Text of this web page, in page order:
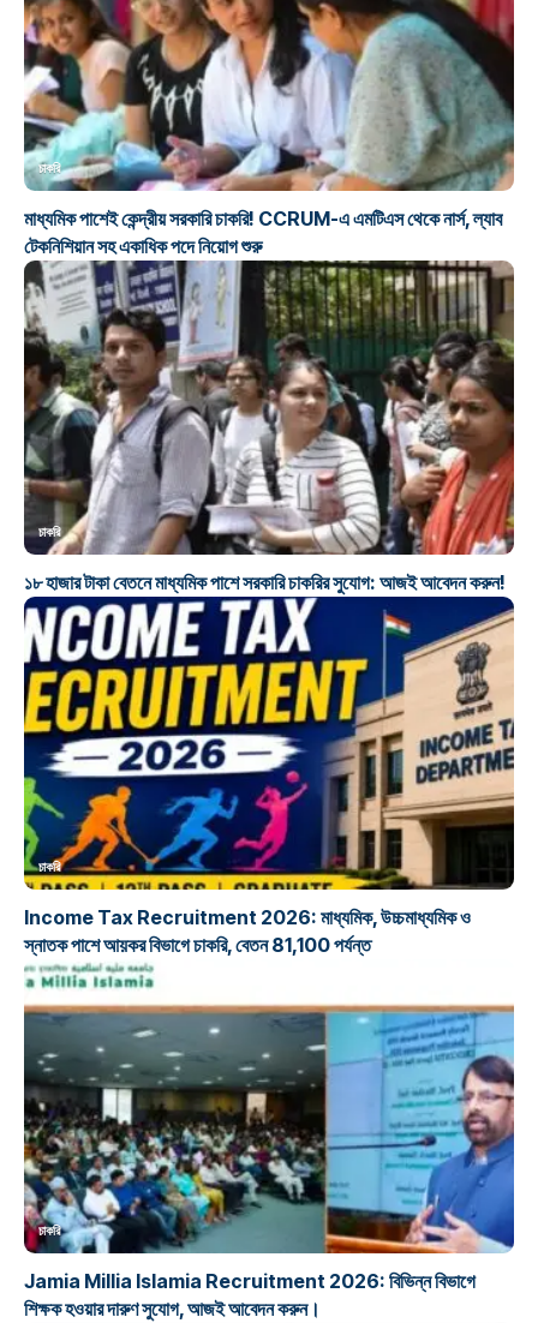
চাকরি
মাধ্যমিক পাশেই কেন্দ্রীয় সরকারি চাকরি! CCRUM-এ এমটিএস থেকে নার্স, ল্যাব
টেকনিশিয়ান সহ একাধিক পদে নিয়োগ শুরু
চাকরি
১৮ হাজার টাকা বেতনে মাধ্যমিক পাশে সরকারি চাকরির সুযোগ: আজই আবেদন করুন!
চাকরি
Income Tax Recruitment 2026: মাধ্যমিক, উচ্চমাধ্যমিক ও
স্নাতক পাশে আয়কর বিভাগে চাকরি, বেতন 81,100 পর্যন্ত
চাকরি
Jamia Millia Islamia Recruitment 2026: বিভিন্ন বিভাগে
শিক্ষক হওয়ার দারুণ সুযোগ, আজই আবেদন করুন।